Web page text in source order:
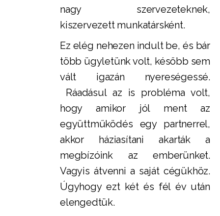
nagy szervezeteknek,
kiszervezett munkatársként.
Ez elég nehezen indult be, és bár
több ügyletünk volt, később sem
vált igazán nyereségessé.
Ráadásul az is probléma volt,
hogy amikor jól ment az
együttműködés egy partnerrel,
akkor háziasítani akarták a
megbízóink az emberünket.
Vagyis átvenni a saját cégükhöz.
Úgyhogy ezt két és fél év után
elengedtük.